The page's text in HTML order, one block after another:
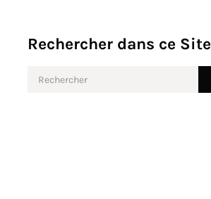
Rechercher dans ce Site